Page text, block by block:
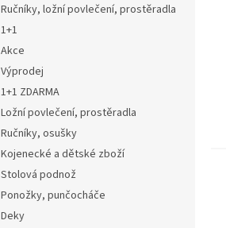
Ručníky, ložní povlečení, prostěradla
1+1
Akce
Výprodej
1+1 ZDARMA
Ložní povlečení, prostěradla
Ručníky, osušky
Kojenecké a dětské zboží
Stolová podnož
Ponožky, punčocháče
Deky